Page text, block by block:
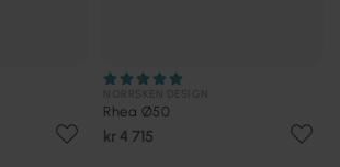
Rhea Ø50
kr 4 715